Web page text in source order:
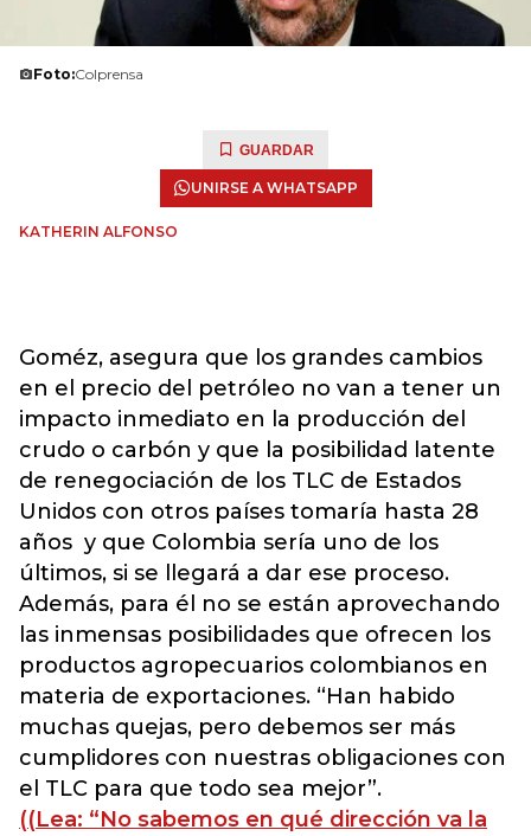
Foto:Colprensa
GUARDAR
UNIRSE A WHATSAPP
KATHERIN ALFONSO
Goméz, asegura que los grandes cambios
en el precio del petróleo no van a tener un
impacto inmediato en la producción del
crudo o carbón y que la posibilidad latente
de renegociación de los TLC de Estados
Unidos con otros países tomaría hasta 28
años y que Colombia sería uno de los
últimos, si se llegará a dar ese proceso.
Además, para él no se están aprovechando
las inmensas posibilidades que ofrecen los
productos agropecuarios colombianos en
materia de exportaciones. “Han habido
muchas quejas, pero debemos ser más
cumplidores con nuestras obligaciones con
el TLC para que todo sea mejor”.
((Lea: “No sabemos en qué dirección va la